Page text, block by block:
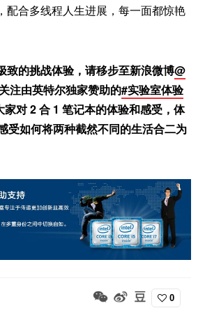
配合多线程人生进展，每一面都惊艳
致的挑战体验，请移步至新浪微博@
关注由英特尔独家赞助的#实验室体验
家对 2 合 1 笔记本的体验和感受，体
受如何将两种截然不同的生活合二为
0